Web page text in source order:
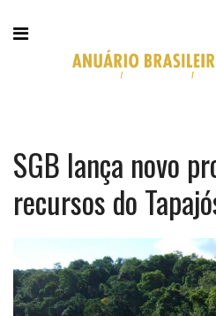
SGB lança novo
recursos do